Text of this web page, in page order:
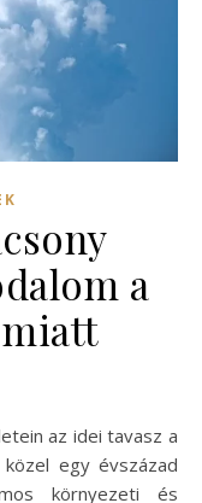
a
egy évszázad
környezeti és